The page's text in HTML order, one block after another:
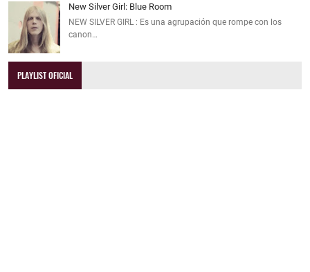
New Silver Girl: Blue Room
NEW SILVER GIRL : Es una agrupación que rompe con los
canon…
PLAYLIST OFICIAL